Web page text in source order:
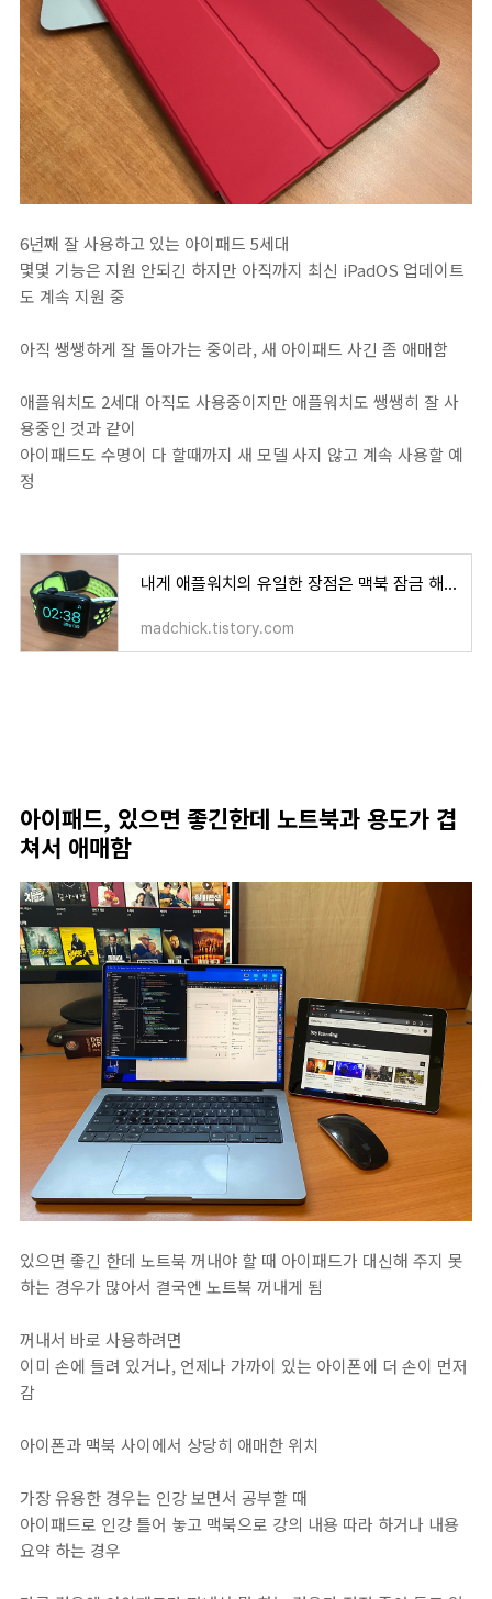
6년째 잘 사용하고 있는 아이패드 5세대
몇몇 기능은 지원 안되긴 하지만 아직까지 최신 iPadOS 업데이트
도 계속 지원 중
아직 쌩쌩하게 잘 돌아가는 중이라, 새 아이패드 사긴 좀 애매함
애플워치도 2세대 아직도 사용중이지만 애플워치도 쌩쌩히 잘 사
용중인 것과 같이
아이패드도 수명이 다 할때까지 새 모델 사지 않고 계속 사용할 예
정
내게 애플워치의 유일한 장점은 맥북 잠금 해제 연동
madchick.tistory.com
아이패드, 있으면 좋긴한데 노트북과 용도가 겹
쳐서 애매함
있으면 좋긴 한데 노트북 꺼내야 할 때 아이패드가 대신해 주지 못
하는 경우가 많아서 결국엔 노트북 꺼내게 됨
꺼내서 바로 사용하려면
이미 손에 들려 있거나, 언제나 가까이 있는 아이폰에 더 손이 먼저
감
아이폰과 맥북 사이에서 상당히 애매한 위치
가장 유용한 경우는 인강 보면서 공부할 때
아이패드로 인강 틀어 놓고 맥북으로 강의 내용 따라 하거나 내용
요약 하는 경우